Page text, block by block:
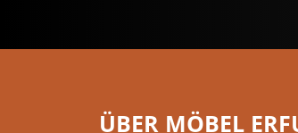
ÜBER MÖBEL